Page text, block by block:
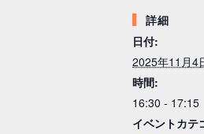
詳細
日付:
2025年11月4
時間:
16:30 - 17:15
イベントカテ